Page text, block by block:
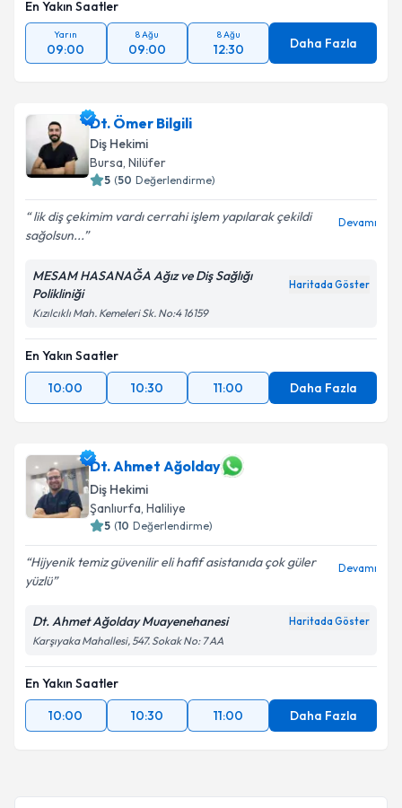
En Yakın Saatler
Yarın
09:00
8 Ağu
09:00
8 Ağu
12:30 Daha Fazla
Dt. Ömer Bilgili
Diş Hekimi
Bursa, Nilüfer
5 (50 Değerlendirme)
lik diş çekimim vardı cerrahi işlem yapılarak çekildi
sağolsun...
Devamı
MESAM HASANAĞA Ağız ve Diş Sağlığı
Polikliniği
Haritada Göster
Kızılcıklı Mah. Kemeleri Sk. No:4 16159
En Yakın Saatler
10:00
10:30 11:00 Daha Fazla
Dt. Ahmet Ağolday
Diş Hekimi
Şanlıurfa, Haliliye
5 (10 Değerlendirme)
Hijyenik temiz güvenilir eli hafif asistanıda çok güler
yüzlü
Devamı
Dt. Ahmet Ağolday Muayenehanesi Haritada Göster
Karşıyaka Mahallesi, 547. Sokak No: 7 AA
En Yakın Saatler
10:00
10:30 11:00 Daha Fazla